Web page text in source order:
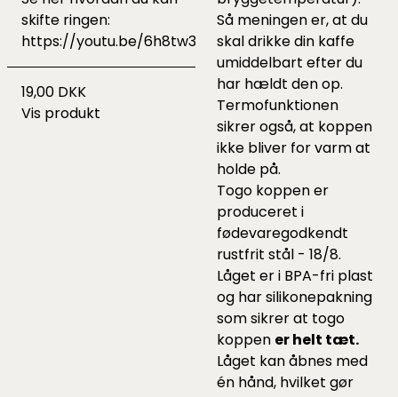
skifte ringen:
https://youtu.be/6h8tw32XpV8
19,00 DKK
Vis produkt
Så meningen er, at du
skal drikke din kaffe
umiddelbart efter du
har hældt den op.
Termofunktionen
sikrer også, at koppen
ikke bliver for varm at
holde på.
Togo koppen er
produceret i
fødevaregodkendt
rustfrit stål - 18/8.
Låget er i BPA-fri plast
og har silikonepakning
som sikrer at togo
koppen er helt tæt.
Låget kan åbnes med
én hånd, hvilket gør